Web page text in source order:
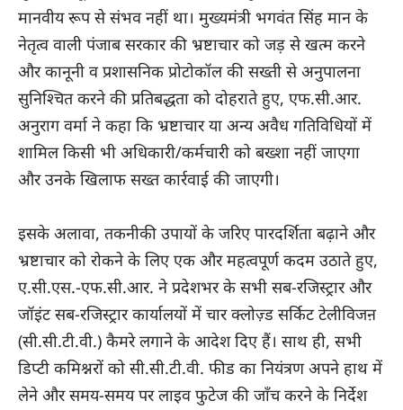
मानवीय रूप से संभव नहीं था। मुख्यमंत्री भगवंत सिंह मान के
नेतृत्व वाली पंजाब सरकार की भ्रष्टाचार को जड़ से खत्म करने
और कानूनी व प्रशासनिक प्रोटोकॉल की सख्ती से अनुपालना
सुनिश्चित करने की प्रतिबद्धता को दोहराते हुए, एफ.सी.आर.
अनुराग वर्मा ने कहा कि भ्रष्टाचार या अन्य अवैध गतिविधियों में
शामिल किसी भी अधिकारी/कर्मचारी को बख्शा नहीं जाएगा
और उनके खिलाफ सख्त कार्रवाई की जाएगी।
इसके अलावा, तकनीकी उपायों के जरिए पारदर्शिता बढ़ाने और
भ्रष्टाचार को रोकने के लिए एक और महत्वपूर्ण कदम उठाते हुए,
ए.सी.एस.-एफ.सी.आर. ने प्रदेशभर के सभी सब-रजिस्ट्रार और
जॉइंट सब-रजिस्ट्रार कार्यालयों में चार क्लोज़्ड सर्किट टेलीविजऩ
(सी.सी.टी.वी.) कैमरे लगाने के आदेश दिए हैं। साथ ही, सभी
डिप्टी कमिश्नरों को सी.सी.टी.वी. फीड का नियंत्रण अपने हाथ में
लेने और समय-समय पर लाइव फुटेज की जाँच करने के निर्देश